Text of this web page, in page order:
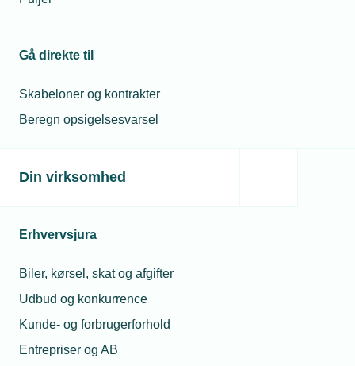
Gå direkte til
Skabeloner og kontrakter
Beregn opsigelsesvarsel
Din virksomhed
Erhvervsjura
Biler, kørsel, skat og afgifter
Udbud og konkurrence
Kunde- og forbrugerforhold
Entrepriser og AB
TEKNIQ Politik & analyse
grønt og digitalt
Det tekniske erhvervsliv har både
forudsætningerne og viljen til at skabe
fremtidens Danmark.